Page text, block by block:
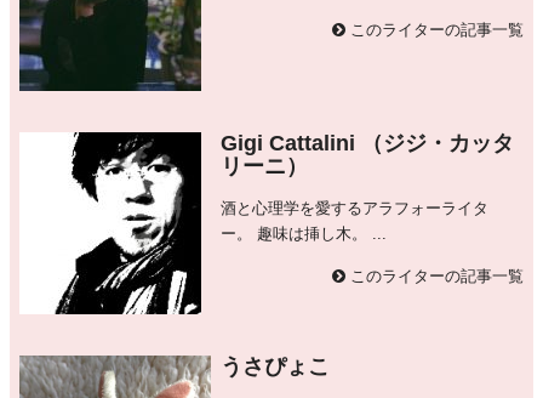
このライターの記事一覧
Gigi Cattalini （ジジ・カッタ
リーニ）
酒と心理学を愛するアラフォーライタ
ー。 趣味は挿し木。 ...
このライターの記事一覧
うさぴょこ